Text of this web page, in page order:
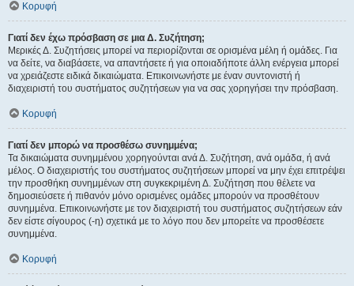
Κορυφή
Γιατί δεν έχω πρόσβαση σε μια Δ. Συζήτηση;
Μερικές Δ. Συζητήσεις μπορεί να περιορίζονται σε ορισμένα μέλη ή ομάδες. Για
να δείτε, να διαβάσετε, να απαντήσετε ή για οποιαδήποτε άλλη ενέργεια μπορεί
να χρειάζεστε ειδικά δικαιώματα. Επικοινωνήστε με έναν συντονιστή ή
διαχειριστή του συστήματος συζητήσεων για να σας χορηγήσει την πρόσβαση.
Κορυφή
Γιατί δεν μπορώ να προσθέσω συνημμένα;
Τα δικαιώματα συνημμένου χορηγούνται ανά Δ. Συζήτηση, ανά ομάδα, ή ανά
μέλος. Ο διαχειριστής του συστήματος συζητήσεων μπορεί να μην έχει επιτρέψει
την προσθήκη συνημμένων στη συγκεκριμένη Δ. Συζήτηση που θέλετε να
δημοσιεύσετε ή πιθανόν μόνο ορισμένες ομάδες μπορούν να προσθέτουν
συνημμένα. Επικοινωνήστε με τον διαχειριστή του συστήματος συζητήσεων εάν
δεν είστε σίγουρος (-η) σχετικά με το λόγο που δεν μπορείτε να προσθέσετε
συνημμένα.
Κορυφή